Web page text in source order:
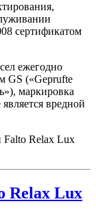
сертификатом
ежегодно
GS («Geprufte
маркировка
вредной
Relax Lux